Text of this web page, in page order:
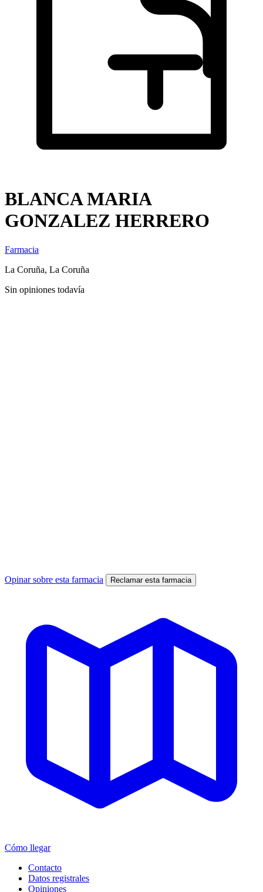
BLANCA MARIA
GONZALEZ HERRERO
Farmacia
La Coruña, La Coruña
Sin opiniones todavía
Opinar sobre esta farmacia Reclamar esta farmacia
Cómo llegar
Contacto
Datos registrales
Opiniones